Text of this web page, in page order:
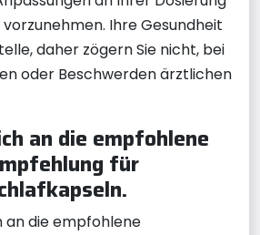
Ihre Gesundheit
daher zögern Sie nicht, bei
oder Beschwerden ärztlichen
an die empfohlene
für
an die empfohlene